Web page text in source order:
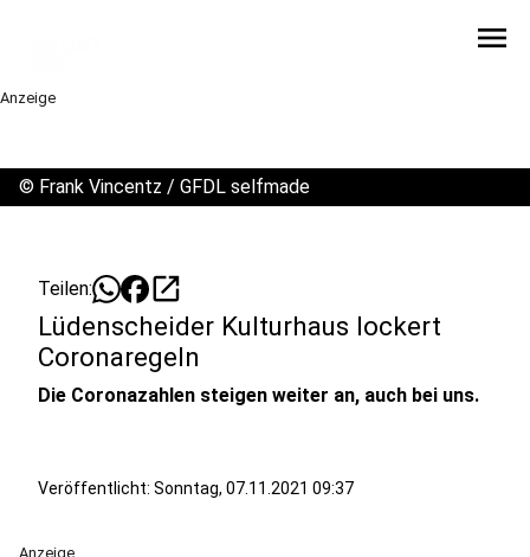
menu
Anzeige
© Frank Vincentz / GFDL selfmade
Teilen: open_in_new
Lüdenscheider Kulturhaus lockert
Coronaregeln
Die Coronazahlen steigen weiter an, auch bei uns.
Veröffentlicht: Sonntag, 07.11.2021 09:37
Anzeige